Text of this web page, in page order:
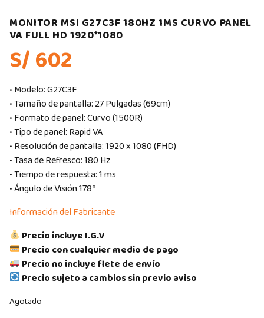
MONITOR MSI G27C3F 180HZ 1MS CURVO PANEL
VA FULL HD 1920*1080
S/ 602
• Modelo: G27C3F
• Tamaño de pantalla: 27 Pulgadas (69cm)
• Formato de panel: Curvo (1500R)
• Tipo de panel: Rapid VA
• Resolución de pantalla: 1920 x 1080 (FHD)
• Tasa de Refresco: 180 Hz
• Tiempo de respuesta: 1 ms
• Ángulo de Visión 178º
Información del Fabricante
Precio incluye I.G.V
Precio con cualquier medio de pago
Precio no incluye flete de envío
Precio sujeto a cambios sin previo aviso
Agotado